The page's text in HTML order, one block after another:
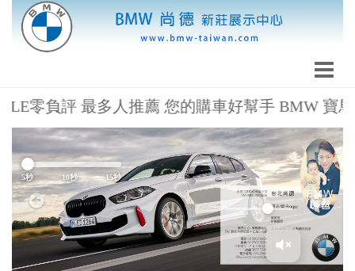
零負評 最多人推薦 您的購車好幫手 BMW 寶
5秒 10秒 15秒
Previous Next